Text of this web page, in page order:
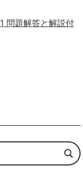
問題解答と解説付